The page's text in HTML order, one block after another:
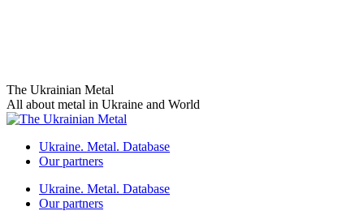
Skip
to
content
The Ukrainian Metal
All about metal in Ukraine and World
Ukraine. Metal. Database
Our partners
Ukraine. Metal. Database
Our partners